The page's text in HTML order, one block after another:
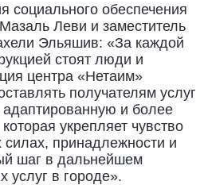
социального обеспечения
Леви и заместитель
Эльяшив: «За каждой
стоят люди и
центра «Нетаим»
получателям услуг
и более
укрепляет чувство
силах, принадлежности и
шаг в дальнейшем
услуг в городе».